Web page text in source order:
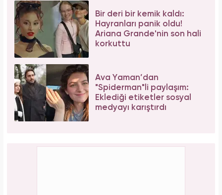
Bir deri bir kemik kaldı:
Hayranları panik oldu!
Ariana Grande'nin son hali
korkuttu
Ava Yaman’dan
"Spiderman"li paylaşım:
Eklediği etiketler sosyal
medyayı karıştırdı